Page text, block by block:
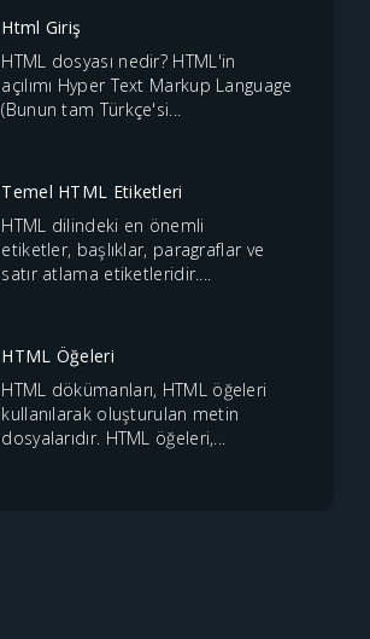
Html Giriş
HTML dosyası nedir? HTML'in
açılımı Hyper Text Markup Language
(Bunun tam Türkçe'si...
Temel HTML Etiketleri
HTML dilindeki en önemli
etiketler, başlıklar, paragraflar ve
satır atlama etiketleridir....
HTML Öğeleri
HTML dökümanları, HTML öğeleri
kullanılarak oluşturulan metin
dosyalarıdır. HTML öğeleri,...